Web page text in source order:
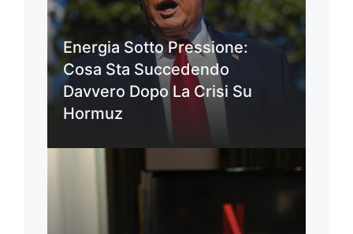
Energia Sotto Pressione:
Cosa Sta Succedendo
Davvero Dopo La Crisi Su
Hormuz